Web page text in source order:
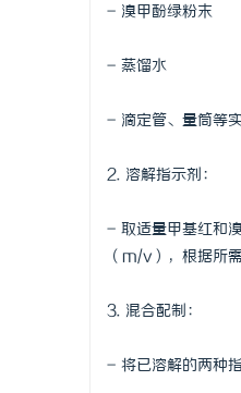
- 溴甲酚绿粉末
- 蒸馏水
- 滴定管、量筒等
2. 溶解指示剂：
- 取适量甲基红和
（m/v），根据所
3. 混合配制：
- 将已溶解的两种